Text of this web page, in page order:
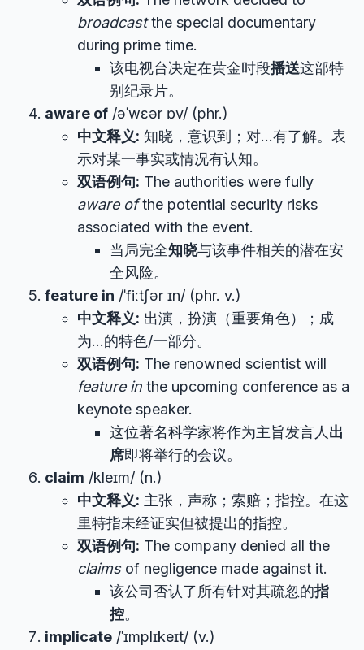
broadcastthe special documentary
during prime time.
该电视台决定在黄金时段播送这部特
别纪录片。
aware of /əˈwɛər ɒv/ (phr.)
中文释义: 知晓，意识到；对…有了解。表
示对某一事实或情况有认知。
双语例句: The authorities were fully
aware ofthe potential security risks
associated with the event.
当局完全知晓与该事件相关的潜在安
全风险。
feature in /ˈfiːtʃər ɪn/ (phr. v.)
中文释义: 出演，扮演（重要角色）；成
为…的特色/一部分。
双语例句: The renowned scientist will
feature in the upcoming conference as a
keynote speaker.
这位著名科学家将作为主旨发言人 出
席即将举行的会议。
claim /kleɪm/ (n.)
中文释义: 主张，声称；索赔；指控。在这
里特指未经证实但被提出的指控。
双语例句: The company denied all the
claimsof negligence made against it.
该公司否认了所有针对其疏忽的指
控。
implicate /ˈɪmplɪkeɪt/ (v.)